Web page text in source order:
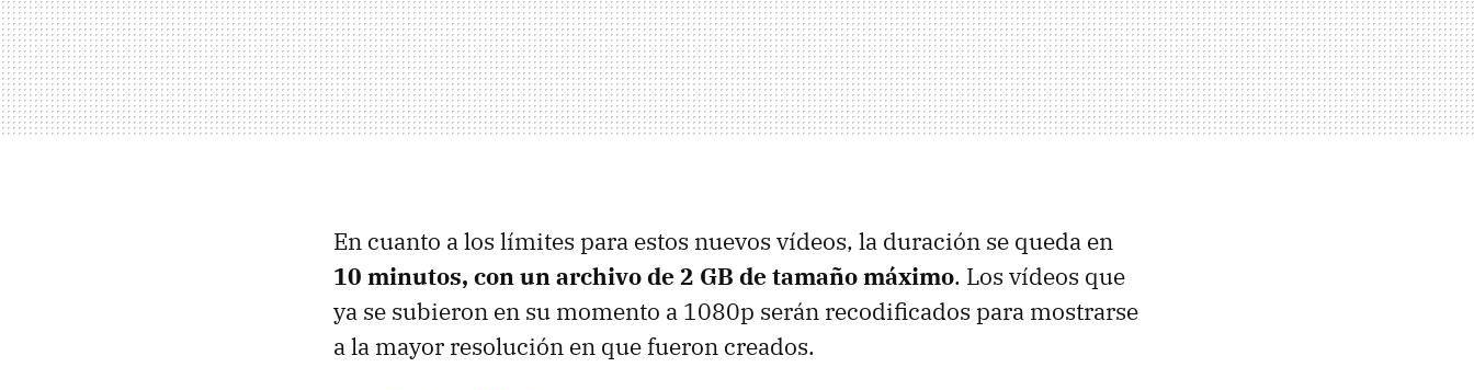
En cuanto a los límites para estos nuevos vídeos, la duración se queda en
10 minutos, con un archivo de 2 GB de tamaño máximo. Los vídeos que
ya se subieron en su momento a 1080p serán recodificados para mostrarse
a la mayor resolución en que fueron creados.